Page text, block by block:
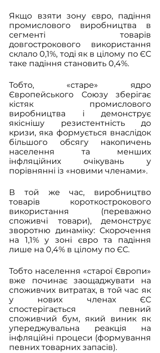
Якщо взяти зону євро, падіння
промислового виробництва в
сегменті товарів
довгострокового використання
склало 0,1%, тоді як в цілому по ЄС
таке падіння становить 0,4%.
Тобто, «старе» ядро
Європейського Союзу зберігає
кістяк промислового
виробництва і демонструє
якіснішу резистентність до
кризи, яка формується внаслідок
більшого обсягу накопичень
населення та менших
інфляційних очікувань у
порівнянні із «новими членами».
В той же час, виробництво
товарів короткострокового
використання (переважно
споживчі товари), демонструє
зворотню динаміку: Скорочення
на 1,1% у зоні євро та падіння
лише на 0,4% в цілому по ЄС.
Тобто населення «старої Європи»
вже починає заощаджувати на
споживчих витратах, в той час як
у нових членах ЄС
спостерігається певний
споживчий бум, який виник як
упереджувальна реакція на
інфляційні процеси (формування
певних товарних запасів).